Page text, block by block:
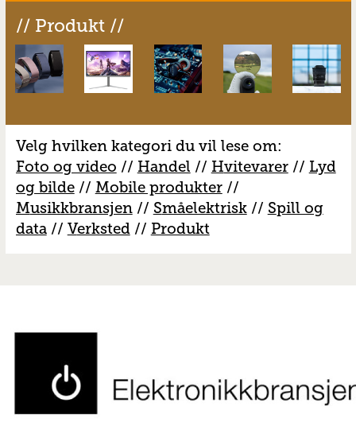
// Produkt //
Velg hvilken kategori du vil lese om:
Foto og video // Handel // Hvitevarer// Lyd
og bilde// Mobile produkter//
Musikkbransjen// Småelektrisk// Spill og
data// Verksted// Produkt